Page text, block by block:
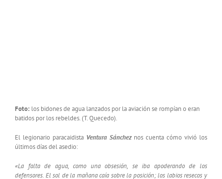
Foto: los bidones de agua lanzados por la aviación se rompían o eran
batidos por los rebeldes. (T. Quecedo).
El legionario paracaidista Ventura Sáncheznos cuenta cómo vivió los
últimos días del asedio:
«La falta de agua, como una obsesión, se iba apoderando de los
defensores. El sol de la mañana caía sobre la posición; los labios resecos y